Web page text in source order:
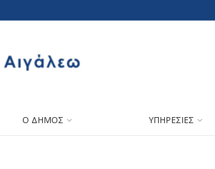
Ο ΔΗΜΟΣ ΥΠΗΡΕΣΙΕΣ